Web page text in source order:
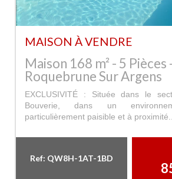
MAISON À VENDRE
Maison 168 m² - 5 Pièces
Roquebrune Sur Argens
EXCLUSIVITÉ : Située dans le
Bouverie, dans un
particulièrement paisible et à
Ref: QW8H-1AT-1BD